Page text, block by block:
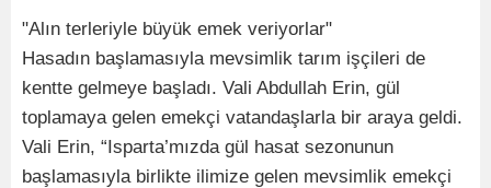
"Alın terleriyle büyük emek veriyorlar"
Hasadın başlamasıyla mevsimlik tarım işçileri de
kentte gelmeye başladı. Vali Abdullah Erin, gül
toplamaya gelen emekçi vatandaşlarla bir araya geldi.
Vali Erin, “Isparta’mızda gül hasat sezonunun
başlamasıyla birlikte ilimize gelen mevsimlik emekçi